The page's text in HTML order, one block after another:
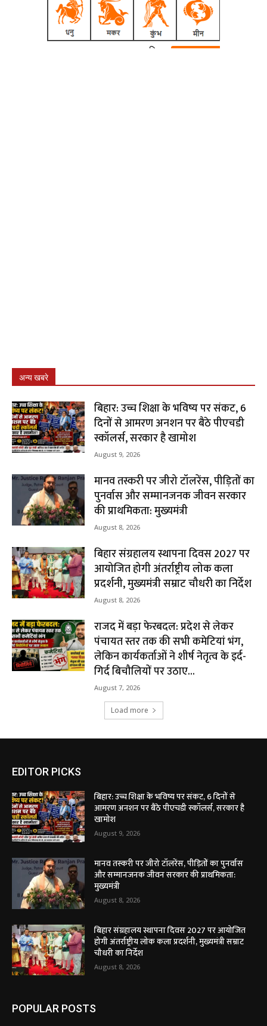
अन्य खबरे
बिहार: उच्च शिक्षा के भविष्य पर संकट, 6
दिनों से आमरण अनशन पर बैठे पीएचडी
स्कॉलर्स, सरकार है खामोश
August 9, 2026
मानव तस्करी पर जीरो टॉलरेंस, पीड़ितों का
पुनर्वास और सम्मानजनक जीवन सरकार
की प्राथमिकता: मुख्यमंत्री
August 8, 2026
बिहार संग्रहालय स्थापना दिवस 2027 पर
आयोजित होगी अंतर्राष्ट्रीय लोक कला
प्रदर्शनी, मुख्यमंत्री सम्राट चौधरी का निर्देश
August 8, 2026
राजद में बड़ा फेरबदल: प्रदेश से लेकर
पंचायत स्तर तक की सभी कमेटियां भंग,
लेकिन कार्यकर्ताओं ने शीर्ष नेतृत्व के इर्द-
गिर्द बिचौलियों पर उठाए...
August 7, 2026
Load more
EDITOR PICKS
बिहार: उच्च शिक्षा के भविष्य पर संकट, 6 दिनों से
आमरण अनशन पर बैठे पीएचडी स्कॉलर्स, सरकार है
खामोश
August 9, 2026
मानव तस्करी पर जीरो टॉलरेंस, पीड़ितों का पुनर्वास
और सम्मानजनक जीवन सरकार की प्राथमिकता:
मुख्यमंत्री
August 8, 2026
बिहार संग्रहालय स्थापना दिवस 2027 पर आयोजित
होगी अंतर्राष्ट्रीय लोक कला प्रदर्शनी, मुख्यमंत्री सम्राट
चौधरी का निर्देश
August 8, 2026
POPULAR POSTS